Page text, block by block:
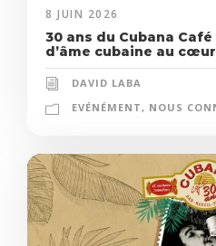
8 JUIN 2026
30 ans du Cubana
d’âme cubaine au
DAVID LABA
EVÉNÉMENT , NOUS